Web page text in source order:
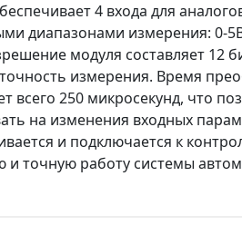
4 входа для
диапазонами измерения: 0-
модуля составляет 12
измерения. Время
всего 250 микросекунд, что
на изменения входных
и подключается к
и точную работу системы